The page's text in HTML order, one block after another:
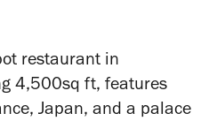
restaurant in
4,500sq ft, features
Japan, and a palace